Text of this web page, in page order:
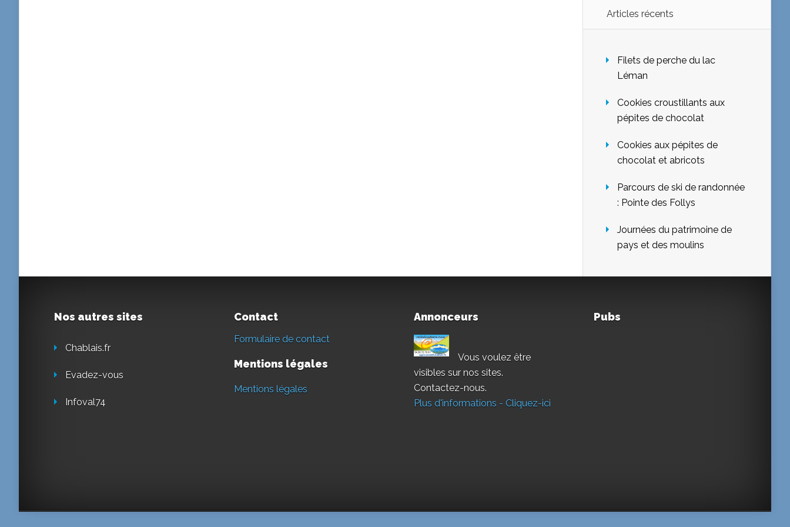
Articles récents
Filets de perche du lac
Léman
Cookies croustillants aux
pépites de chocolat
Cookies aux pépites de
chocolat et abricots
Parcours de ski de randonnée
: Pointe des Follys
Journées du patrimoine de
pays et des moulins
Nos autres sites
Chablais.fr
Evadez-vous
Infoval74
Contact
Formulaire de contact
Mentions légales
Mentions légales
Annonceurs
Vous voulez être
visibles sur nos sites.
Contactez-nous.
Plus d'informations - Cliquez-ici
Pubs